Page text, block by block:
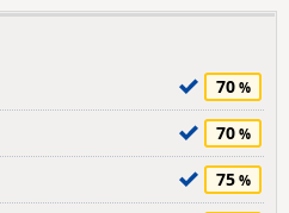
70
70
75